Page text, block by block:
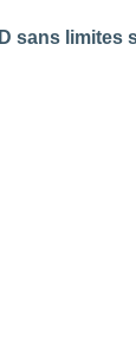
sans limites